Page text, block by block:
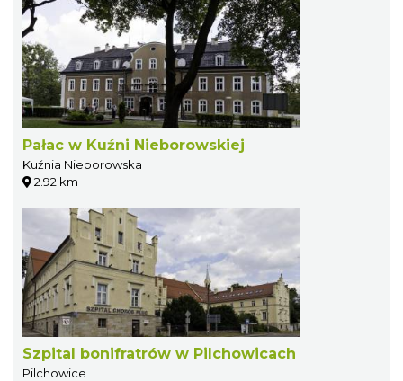
Pałac w Kuźni Nieborowskiej
Kuźnia Nieborowska
2.92 km
Szpital bonifratrów w Pilchowicach
Pilchowice